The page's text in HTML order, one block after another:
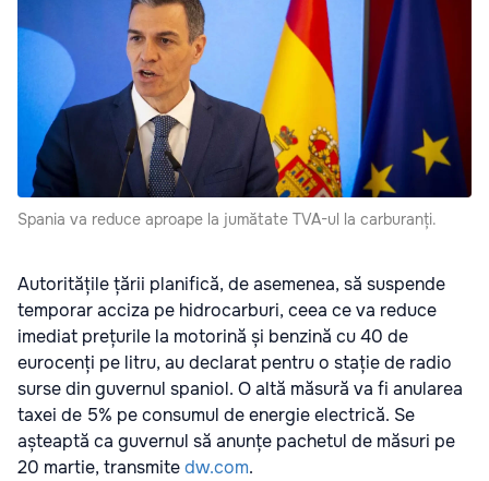
Spania va reduce aproape la jumătate TVA-ul la carburanți.
Autoritățile țării planifică, de asemenea, să suspende
temporar acciza pe hidrocarburi, ceea ce va reduce
imediat prețurile la motorină și benzină cu 40 de
eurocenți pe litru, au declarat pentru o stație de radio
surse din guvernul spaniol. O altă măsură va fi anularea
taxei de 5% pe consumul de energie electrică. Se
așteaptă ca guvernul să anunțe pachetul de măsuri pe
20 martie, transmitedw.com.